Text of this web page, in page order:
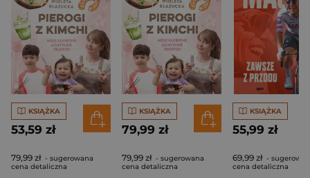
KSIĄŻKA
53,59 zł
79,99 zł - sugerowana
cena detaliczna
KSIĄŻKA
79,99 zł
79,99 zł - sugerowana
cena detaliczna
KSIĄŻKA
55,99 zł
69,99 zł -
cena detaliczna